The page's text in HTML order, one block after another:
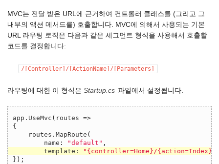
MVC는 전달 받은 URL에 근거하여 컨트롤러 클래스를 (그리고 그
내부의 액션 메서드를) 호출합니다. MVC에 의해서 사용되는 기본
URL 라우팅 로직은 다음과 같은 세그먼트 형식을 사용해서 호출할
코드를 결정합니다:
/[Controller]/[ActionName]/[Parameters]
라우팅에 대한 이 형식은 Startup.cs 파일에서 설정됩니다.
app . UseMvc ( routes =>
{
routes . MapRoute (
name : "default" ,
template :
"{controller=Home}/
});